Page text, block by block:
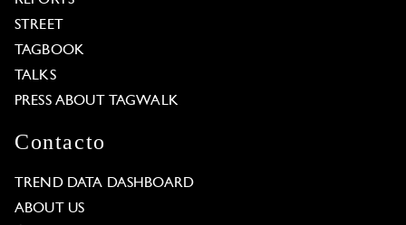
STREET
TAGBOOK
TALKS
PRESS ABOUT TAGWALK
Contacto
TREND DATA DASHBOARD
ABOUT US